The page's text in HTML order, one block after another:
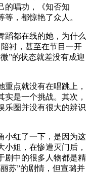
的唱功，《知否知
，都惊艳了众人。
蹈都在线的她，为什么
衬，甚至在节目一开
”的状态就差没有成迎
点就没有在唱跳上，
是一个挑战。其次，
乐圈并没有很大的辨识
小红了一下，是因为这
姐，在惨遭灭门后，
剧中的很多人物都是精
苏”的剧情，但宣璐并